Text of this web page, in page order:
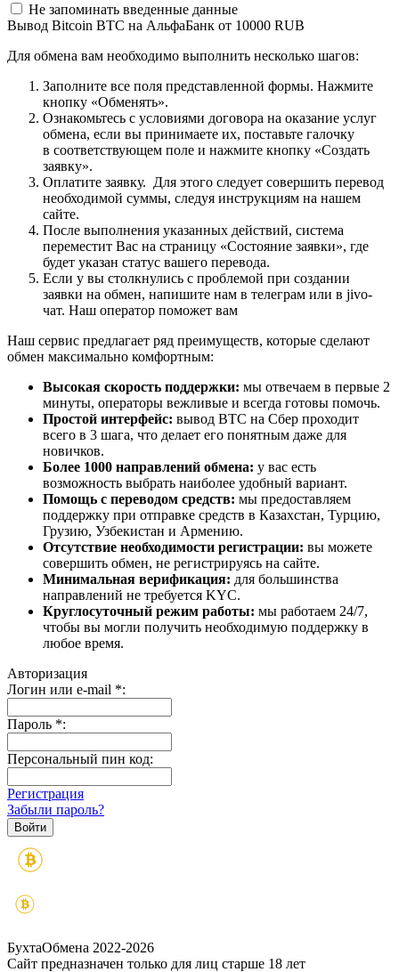
Не запоминать введенные данные
Вывод Bitcoin BTC на АльфаБанк от 10000 RUB
Для обмена вам необходимо выполнить несколько шагов:
Заполните все поля представленной формы. Нажмите
кнопку «Обменять».
Ознакомьтесь с условиями договора на оказание услуг
обмена, если вы принимаете их, поставьте галочку
в соответствующем поле и нажмите кнопку «Создать
заявку».
Оплатите заявку. Для этого следует совершить перевод
необходимой суммы, следуя инструкциям на нашем
сайте.
После выполнения указанных действий, система
переместит Вас на страницу «Состояние заявки», где
будет указан статус вашего перевода.
Если у вы столкнулись с проблемой при создании
заявки на обмен, напишите нам в телеграм или в jivo-
чат. Наш оператор поможет вам
Наш сервис предлагает ряд преимуществ, которые сделают
обмен максимально комфортным:
Высокая скорость поддержки: мы отвечаем в первые 2
минуты, операторы вежливые и всегда готовы помочь.
Простой интерфейс: вывод BTC на Сбер проходит
всего в 3 шага, что делает его понятным даже для
новичков.
Более 1000 направлений обмена: у вас есть
возможность выбрать наиболее удобный вариант.
Помощь с переводом средств: мы предоставляем
поддержку при отправке средств в Казахстан, Турцию,
Грузию, Узбекистан и Армению.
Отсутствие необходимости регистрации: вы можете
совершить обмен, не регистрируясь на сайте.
Минимальная верификация: для большинства
направлений не требуется KYC.
Круглосуточный режим работы: мы работаем 24/7,
чтобы вы могли получить необходимую поддержку в
любое время.
Авторизация
Логин или e-mail *:
Пароль *:
Персональный пин код:
Регистрация
Забыли пароль?
БухтаОбмена 2022-2026
Сайт предназначен только для лиц старше 18 лет